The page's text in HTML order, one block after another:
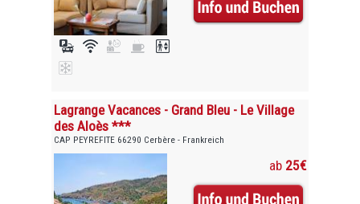
Lagrange Vacances - Grand Bleu - Le Village
des Aloès ***
CAP PEYREFITE 66290 Cerbère - Frankreich
ab 25€